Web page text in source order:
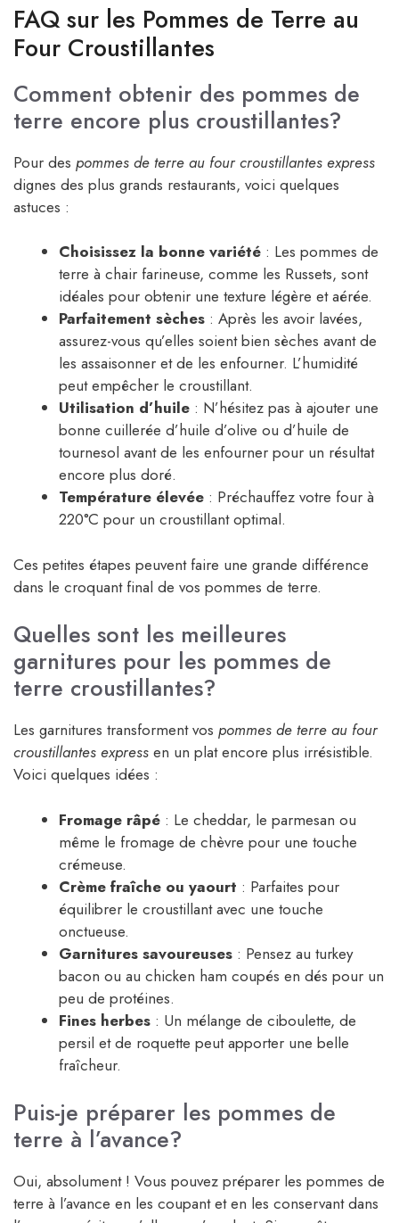
FAQ sur les Pommes de Terre au
Four Croustillantes
Comment obtenir des pommes de
terre encore plus croustillantes?
Pour des pommes de terre au four croustillantes express
dignes des plus grands restaurants, voici quelques
astuces :
Choisissez la bonne variété : Les pommes de
terre à chair farineuse, comme les Russets, sont
idéales pour obtenir une texture légère et aérée.
Parfaitement sèches : Après les avoir lavées,
assurez-vous qu’elles soient bien sèches avant de
les assaisonner et de les enfourner. L’humidité
peut empêcher le croustillant.
Utilisation d’huile : N’hésitez pas à ajouter une
bonne cuillerée d’huile d’olive ou d’huile de
tournesol avant de les enfourner pour un résultat
encore plus doré.
Température élevée : Préchauffez votre four à
220°C pour un croustillant optimal.
Ces petites étapes peuvent faire une grande différence
dans le croquant final de vos pommes de terre.
Quelles sont les meilleures
garnitures pour les pommes de
terre croustillantes?
Les garnitures transforment vos pommes de terre au four
croustillantes express en un plat encore plus irrésistible.
Voici quelques idées :
Fromage râpé : Le cheddar, le parmesan ou
même le fromage de chèvre pour une touche
crémeuse.
Crème fraîche ou yaourt : Parfaites pour
équilibrer le croustillant avec une touche
onctueuse.
Garnitures savoureuses : Pensez au turkey
bacon ou au chicken ham coupés en dés pour un
peu de protéines.
Fines herbes : Un mélange de ciboulette, de
persil et de roquette peut apporter une belle
fraîcheur.
Puis-je préparer les pommes de
terre à l’avance?
Oui, absolument ! Vous pouvez préparer les pommes de
terre à l’avance en les coupant et en les conservant dans